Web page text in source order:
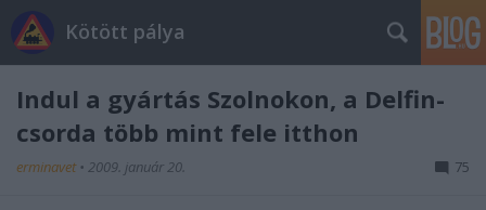
Kötött pálya
Indul a gyártás Szolnokon, a Delfin-
csorda több mint fele itthon
erminavet • 2009. január 20. 75